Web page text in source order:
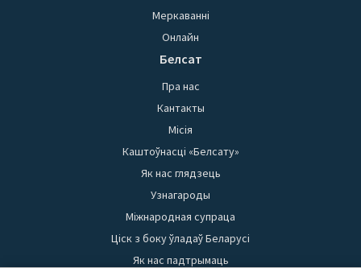
Меркаванні
Онлайн
Белсат
Пра нас
Кантакты
Місія
Каштоўнасці «Белсату»
Як нас глядзець
Узнагароды
Міжнародная супраца
Ціск з боку ўладаў Беларусі
Як нас падтрымаць